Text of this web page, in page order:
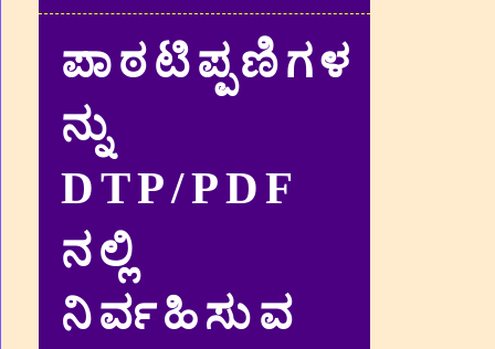
ಪಾಠಟಿಪ್ಪಣಿಗಳ
ನ್ನು
DTP/PDF
ನಲ್ಲಿ
ನಿರ್ವಹಿಸುವ